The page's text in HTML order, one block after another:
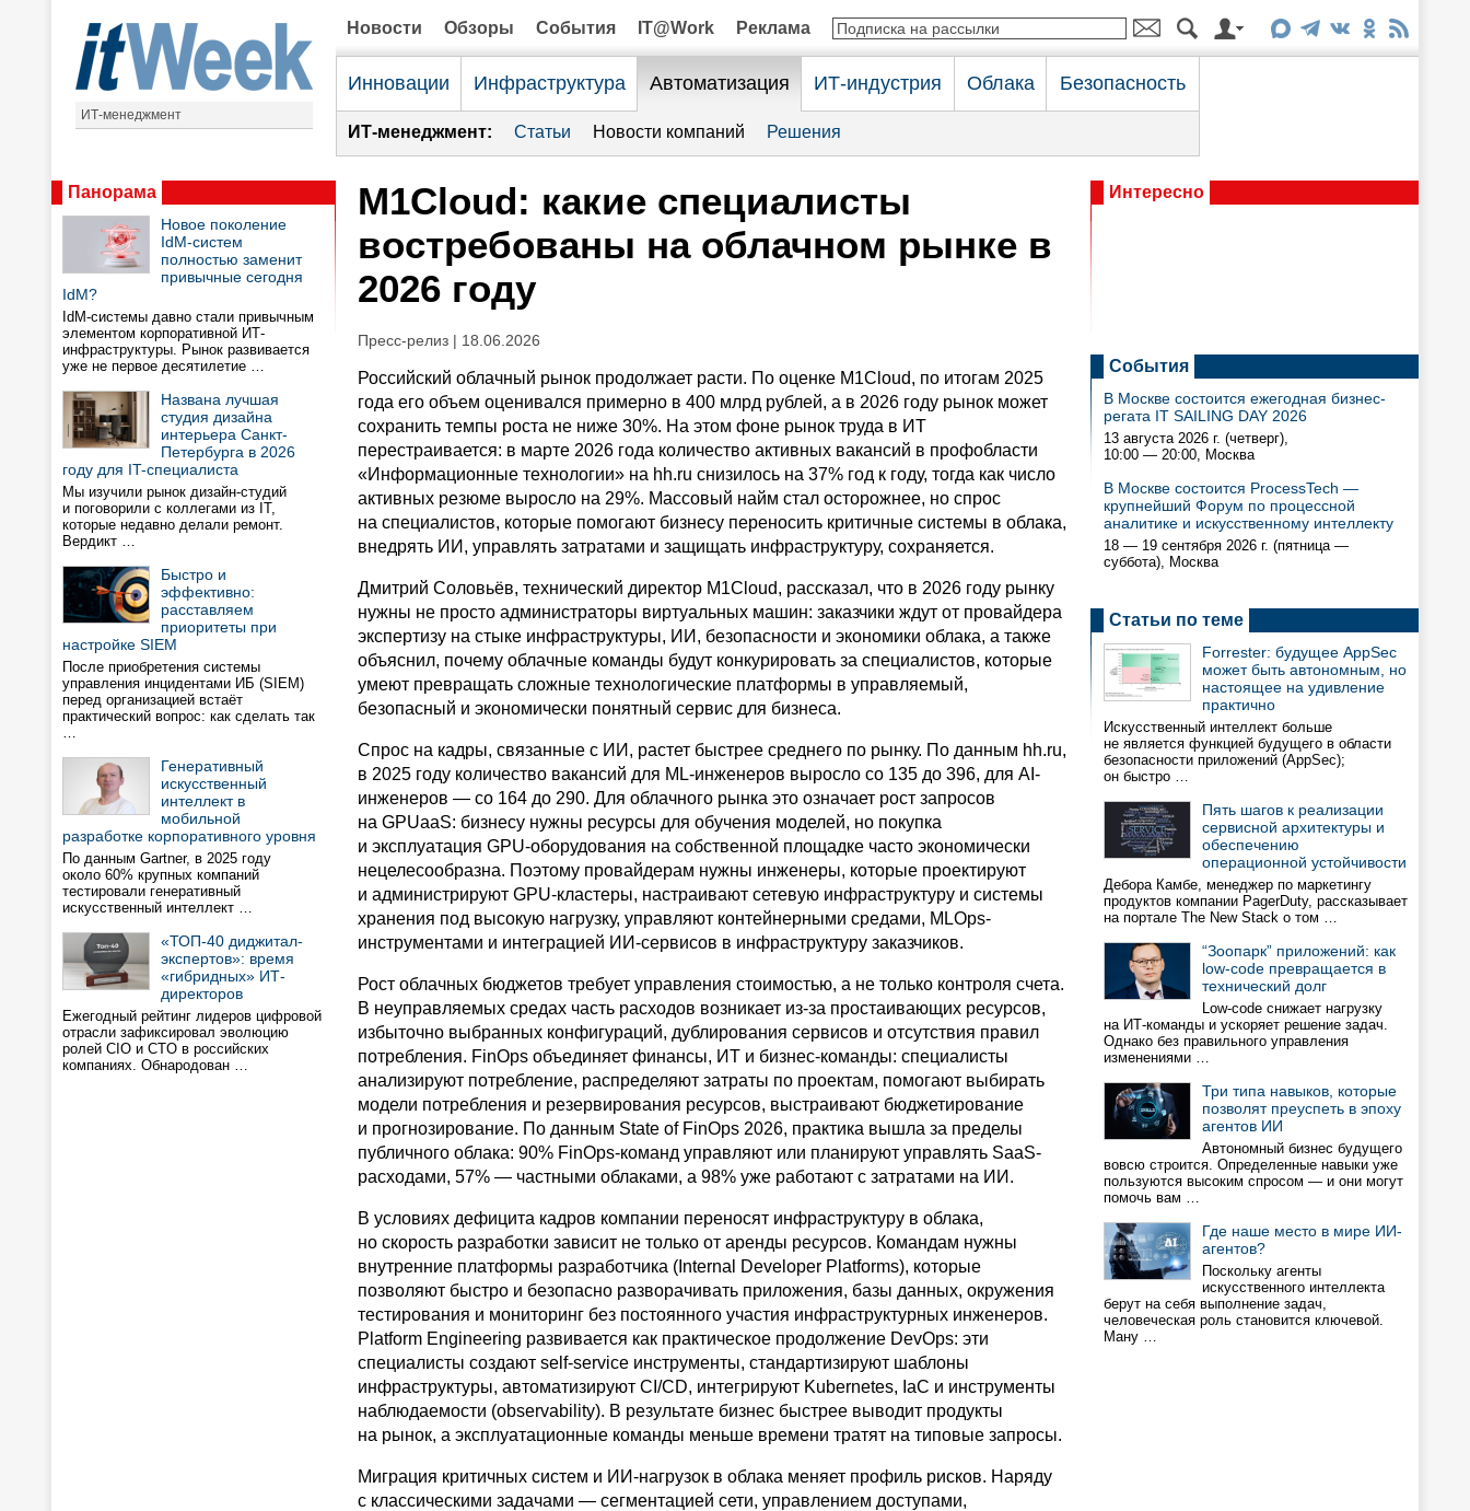
ИТ-менеджмент
Новости Обзоры События IT@Work Реклама
Инновации Инфраструктура Автоматизация ИТ-индустрия Облака Безопасность
ИТ-менеджмент: Статьи Новости компаний Решения
Панорама
Новое поколение
IdM-систем
полностью заменит
привычные сегодня
IdM?
IdM-системы давно стали привычным
элементом корпоративной ИТ-
инфраструктуры. Рынок развивается
уже не первое десятилетие …
Названа лучшая
студия дизайна
интерьера Санкт-
Петербурга в 2026
году для IT-специалиста
Мы изучили рынок дизайн-студий
и поговорили с коллегами из IT,
которые недавно делали ремонт.
Вердикт …
Быстро и
эффективно:
расставляем
приоритеты при
настройке SIEM
После приобретения системы
управления инцидентами ИБ (SIEM)
перед организацией встаёт
практический вопрос: как сделать так
…
Генеративный
искусственный
интеллект в
мобильной
разработке корпоративного уровня
По данным Gartner, в 2025 году
около 60% крупных компаний
тестировали генеративный
искусственный интеллект …
«ТОП-40 диджитал-
экспертов»: время
«гибридных» ИТ-
директоров
Ежегодный рейтинг лидеров цифровой
отрасли зафиксировал эволюцию
ролей CIO и CTO в российских
компаниях. Обнародован …
M1Cloud: какие специалисты
востребованы на облачном рынке в
2026 году
Пресс-релиз | 18.06.2026
Российский облачный рынок продолжает расти. По оценке M1Cloud, по итогам 2025
года его объем оценивался примерно в 400 млрд рублей, а в 2026 году рынок может
сохранить темпы роста не ниже 30%. На этом фоне рынок труда в ИТ
перестраивается: в марте 2026 года количество активных вакансий в профобласти
«Информационные технологии» на hh.ru снизилось на 37% год к году, тогда как число
активных резюме выросло на 29%. Массовый найм стал осторожнее, но спрос
на специалистов, которые помогают бизнесу переносить критичные системы в облака,
внедрять ИИ, управлять затратами и защищать инфраструктуру, сохраняется.
Дмитрий Соловьёв, технический директор M1Cloud, рассказал, что в 2026 году рынку
нужны не просто администраторы виртуальных машин: заказчики ждут от провайдера
экспертизу на стыке инфраструктуры, ИИ, безопасности и экономики облака, а также
объяснил, почему облачные команды будут конкурировать за специалистов, которые
умеют превращать сложные технологические платформы в управляемый,
безопасный и экономически понятный сервис для бизнеса.
Спрос на кадры, связанные с ИИ, растет быстрее среднего по рынку. По данным hh.ru,
в 2025 году количество вакансий для ML-инженеров выросло со 135 до 396, для AI-
инженеров — со 164 до 290. Для облачного рынка это означает рост запросов
на GPUaaS: бизнесу нужны ресурсы для обучения моделей, но покупка
и эксплуатация GPU-оборудования на собственной площадке часто экономически
нецелесообразна. Поэтому провайдерам нужны инженеры, которые проектируют
и администрируют GPU-кластеры, настраивают сетевую инфраструктуру и системы
хранения под высокую нагрузку, управляют контейнерными средами, MLOps-
инструментами и интеграцией ИИ-сервисов в инфраструктуру заказчиков.
Рост облачных бюджетов требует управления стоимостью, а не только контроля счета.
В неуправляемых средах часть расходов возникает из-за простаивающих ресурсов,
избыточно выбранных конфигураций, дублирования сервисов и отсутствия правил
потребления. FinOps объединяет финансы, ИТ и бизнес-команды: специалисты
анализируют потребление, распределяют затраты по проектам, помогают выбирать
модели потребления и резервирования ресурсов, выстраивают бюджетирование
и прогнозирование. По данным State of FinOps 2026, практика вышла за пределы
публичного облака: 90% FinOps-команд управляют или планируют управлять SaaS-
расходами, 57% — частными облаками, а 98% уже работают с затратами на ИИ.
В условиях дефицита кадров компании переносят инфраструктуру в облака,
но скорость разработки зависит не только от аренды ресурсов. Командам нужны
внутренние платформы разработчика (Internal Developer Platforms), которые
позволяют быстро и безопасно разворачивать приложения, базы данных, окружения
тестирования и мониторинг без постоянного участия инфраструктурных инженеров.
Platform Engineering развивается как практическое продолжение DevOps: эти
специалисты создают self-service инструменты, стандартизируют шаблоны
инфраструктуры, автоматизируют CI/CD, интегрируют Kubernetes, IaC и инструменты
наблюдаемости (observability). В результате бизнес быстрее выводит продукты
на рынок, а эксплуатационные команды меньше времени тратят на типовые запросы.
Миграция критичных систем и ИИ-нагрузок в облака меняет профиль рисков. Наряду
с классическими задачами — сегментацией сети, управлением доступами,
Интересно
События
В Москве состоится ежегодная бизнес-
регата IT SAILING DAY 2026
13 августа 2026 г. (четверг),
10:00 — 20:00, Москва
В Москве состоится ProcessTech —
крупнейший Форум по процессной
аналитике и искусственному интеллекту
18 — 19 сентября 2026 г. (пятница —
суббота), Москва
Статьи по теме
Forrester: будущее AppSec
может быть автономным, но
настоящее на удивление
практично
Искусственный интеллект больше
не является функцией будущего в области
безопасности приложений (AppSec);
он быстро …
Пять шагов к реализации
сервисной архитектуры и
обеспечению
операционной устойчивости
Дебора Камбе, менеджер по маркетингу
продуктов компании PagerDuty, рассказывает
на портале The New Stack о том …
“Зоопарк” приложений: как
low-code превращается в
технический долг
Low-code снижает нагрузку
на ИТ-команды и ускоряет решение задач.
Однако без правильного управления
изменениями …
Три типа навыков, которые
позволят преуспеть в эпоху
агентов ИИ
Автономный бизнес будущего
вовсю строится. Определенные навыки уже
пользуются высоким спросом — и они могут
помочь вам …
Где наше место в мире ИИ-
агентов?
Поскольку агенты
искусственного интеллекта
берут на себя выполнение задач,
человеческая роль становится ключевой.
Ману …